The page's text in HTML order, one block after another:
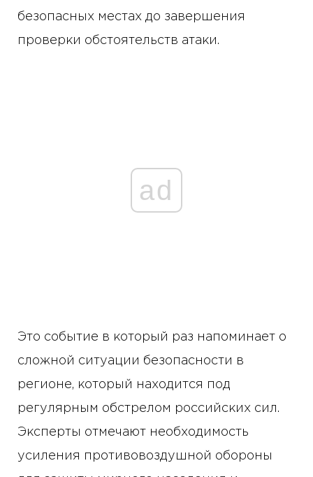
безопасных местах до завершения
проверки обстоятельств атаки.
ad
Это событие в который раз напоминает о
сложной ситуации безопасности в
регионе, который находится под
регулярным обстрелом российских сил.
Эксперты отмечают необходимость
усиления противовоздушной обороны